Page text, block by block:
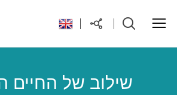
שילוב של החיים